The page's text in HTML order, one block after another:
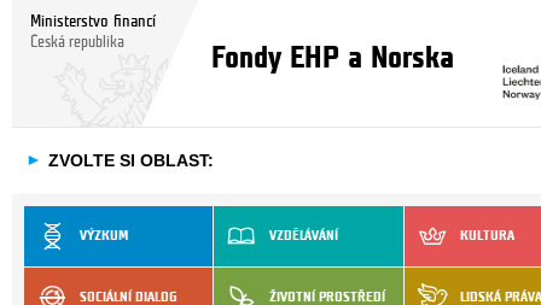
Ministerstvo financí
Česká republika
Fondy EHP a Norska
► ZVOLTE SI OBLAST:
VÝZKUM VZDĚLÁVÁNÍ KULTURA
SOCIÁLNÍ DIALOG ŽIVOTNÍ PROSTŘEDÍ LIDSKÁ PRÁVA